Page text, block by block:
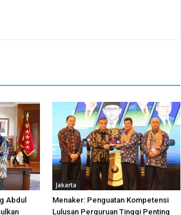
Abdul
Jakarta
Menaker: Penguatan Kompetensi
Lulusan Perguruan Tinggi Penting